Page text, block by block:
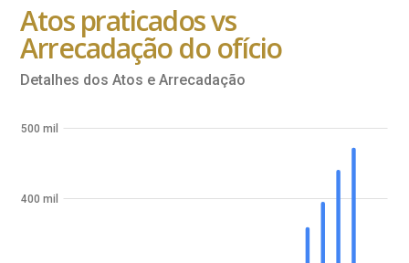
Atos praticados vs
Arrecadação do ofício
Detalhes dos Atos e Arrecadação
400 mil
500 mil